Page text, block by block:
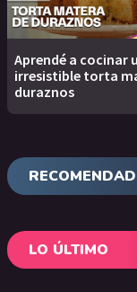
Aprendé a cocinar
irresistible torta
duraznos
LO ÚLTIMO